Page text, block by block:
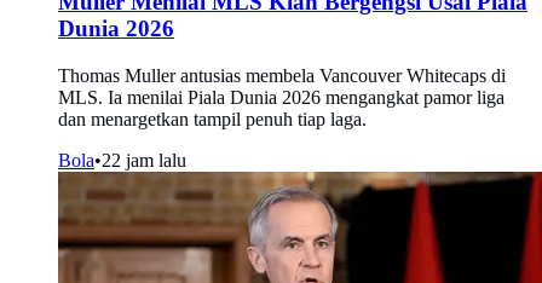
Dunia 2026
Thomas Muller antusias membela Vancouver Whitecaps di
MLS. Ia menilai Piala Dunia 2026 mengangkat pamor liga
dan menargetkan tampil penuh tiap laga.
Bola•22 jam lalu